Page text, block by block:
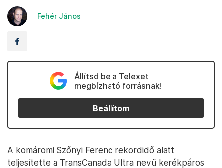
Fehér János
Állítsd be a Telexet
megbízható forrásnak!
Beállítom
A komáromi Szőnyi Ferenc rekordidő alatt
teljesítette a TransCanada Ultra nevű kerékpáros